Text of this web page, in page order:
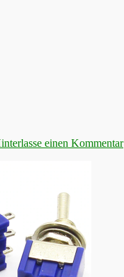
einen Kommentar